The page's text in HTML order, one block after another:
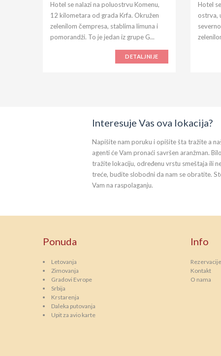
Hotel se nalazi na poluostrvu Komenu,
12 kilometara od grada Krfa. Okružen
zelenilom čempresa, stablima limuna i
pomorandži. To je jedan iz grupe G...
DETALJNIJE
Hotel
ostrva,
Interesuje Vas ova lokacija?
Napišite nam poruku i opišite šta tražite a
agenti će Vam pronaći savršen aranžman.
tražite lokaciju, određenu vrstu smeštaja ili
treće, budite slobodni da nam se obratite.
Vam na raspolaganju.
Ponuda
Letovanja
Zimovanja
Gradovi Evrope
Srbija
Krstarenja
Daleka putovanja
Upit za avio karte
Info
Kontakt
O nama